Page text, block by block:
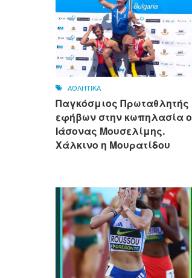
ΑΘΛΗΤΙΚΑ
Παγκόσμιος Πρωταθλητής
εφήβων στην κωπηλασία ο
Ιάσονας Μουσελίμης.
Χάλκινο η Μουρατίδου